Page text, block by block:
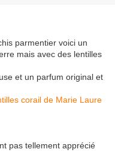
parmentier voici un
mais avec des lentilles
et un parfum original et
corail de Marie Laure
pas tellement apprécié